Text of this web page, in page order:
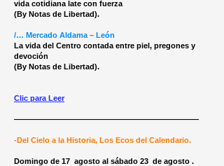
vida cotidiana late con fuerza
(By Notas de Libertad).
/… Mercado Aldama – León
La vida del Centro contada entre piel, pregones y
devoción
(By Notas de Libertad).
Clic para Leer
————————————————————————
-Del Cielo a la Historia, Los Ecos del Calendario.
Domingo de 17 agosto al sábado 23 de agosto .